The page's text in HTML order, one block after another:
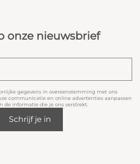
onze nieuwsbrief
gegevens in overeenstemming met ons
communicatie en online advertenties aanpassen
de informatie die je ons verstrekt.
Schrijf je in